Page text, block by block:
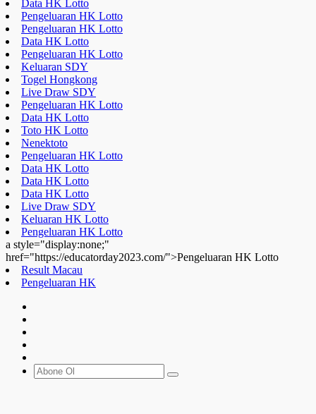
Data HK Lotto
Pengeluaran HK Lotto
Pengeluaran HK Lotto
Data HK Lotto
Pengeluaran HK Lotto
Keluaran SDY
Togel Hongkong
Live Draw SDY
Pengeluaran HK Lotto
Data HK Lotto
Toto HK Lotto
Nenektoto
Pengeluaran HK Lotto
Data HK Lotto
Data HK Lotto
Data HK Lotto
Live Draw SDY
Keluaran HK Lotto
Pengeluaran HK Lotto
a style="display:none;"
href="https://educatorday2023.com/">Pengeluaran HK Lotto
Result Macau
Pengeluaran HK